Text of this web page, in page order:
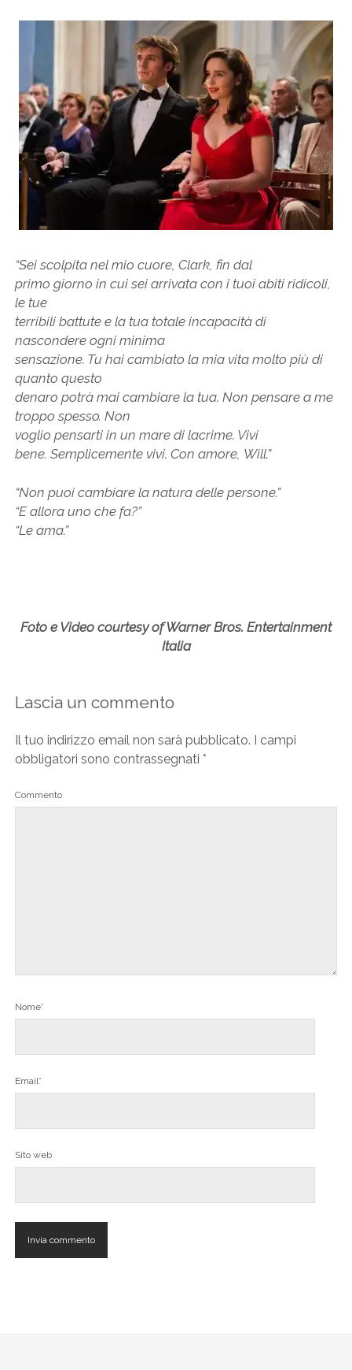
“Sei scolpita nel mio cuore, Clark, fin dal
primo giorno in cui sei arrivata con i tuoi abiti ridicoli,
le tue
terribili battute e la tua totale incapacità di
nascondere ogni minima
sensazione. Tu hai cambiato la mia vita molto più di
quanto questo
denaro potrà mai cambiare la tua. Non pensare a me
troppo spesso. Non
voglio pensarti in un mare di lacrime. Vivi
bene. Semplicemente vivi. Con amore, Will.”
“Non puoi cambiare la natura delle persone.”
“E allora uno che fa?”
“Le ama.”
Foto e Video courtesy of Warner Bros. Entertainment
Italia
Lascia un commento
Il tuo indirizzo email non sarà pubblicato.
I campi
obbligatori sono contrassegnati *
Commento
Nome*
Email*
Sito web